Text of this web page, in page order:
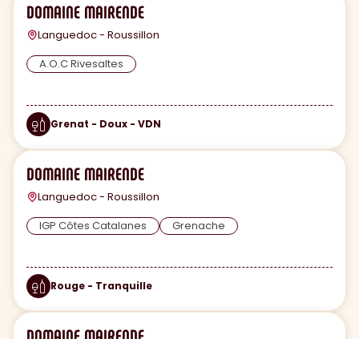
DOMAINE MAIRENDE
Languedoc - Roussillon
A.O.C Rivesaltes
Grenat - Doux - VDN
DOMAINE MAIRENDE
Languedoc - Roussillon
IGP Côtes Catalanes
Grenache
Rouge - Tranquille